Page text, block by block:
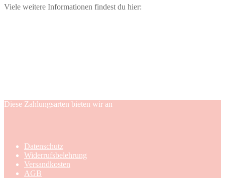
Viele weitere Informationen findest du hier:
Diese Zahlungsarten bieten wir an
Datenschutz
Widerrufsbelehrung
Versandkosten
AGB